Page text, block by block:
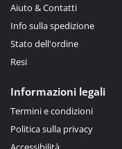
Aiuto & Contatti
Info sulla spedizione
Stato dell'ordine
Resi
Informazioni legali
Termini e condizioni
Politica sulla privacy